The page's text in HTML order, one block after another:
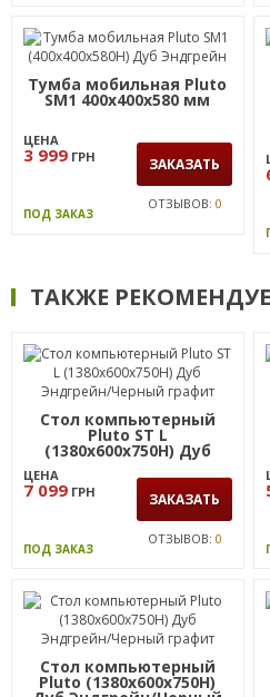
Тумба мобильная Pluto
SM1 400х400х580 мм
ЦЕНА
3 999 ГРН ЗАКАЗАТЬ
ПОД ЗАКАЗ
ОТЗЫВОВ: 0
ТАКЖЕ
Стол компьютерный
Pluto ST L
(1380х600х750Н) Дуб
Эндгрейн/Черный
графит
ЦЕНА
7 099 ГРН ЗАКАЗАТЬ
ПОД ЗАКАЗ
ОТЗЫВОВ: 0
Стол компьютерный
Pluto (1380х600х750Н)